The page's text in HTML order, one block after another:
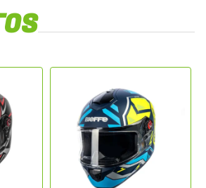
material antialergico,
e higiene durante a
sistema de ventilacao
na renovacao do ar
termico.
de certificacao vigentes
motociclisticos,
adequado de protecao.